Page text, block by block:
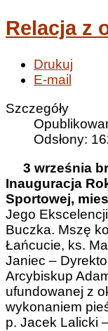
Relacja z
Drukuj
E-mail
Szczegóły
Odsłony:
3 września
Inauguracja
Sportowej,
Jego
Buczka. Mszę
Łańcucie, ks.
Janiec –
Arcybiskup
ufundowanej z
wykonaniem
p. Jacek Lalicki